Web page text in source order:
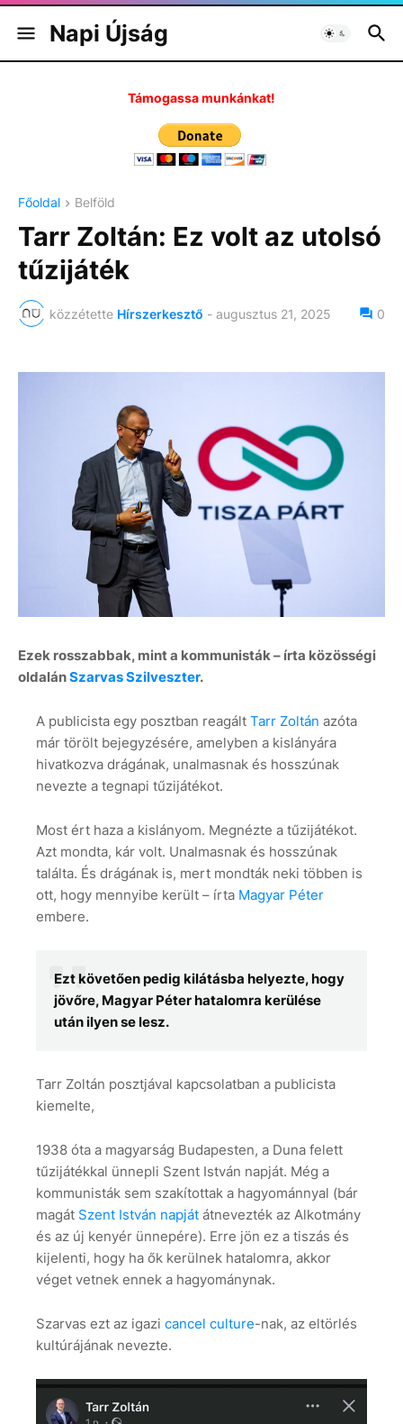
Napi Újság
Támogassa munkánkat!
Főoldal Belföld
Tarr Zoltán: Ez volt az utolsó
tűzijáték
közzétette Hírszerkesztő - augusztus 21, 2025 0
Ezek rosszabbak, mint a kommunisták – írta közösségi
oldalánSzarvas Szilveszter.
A publicista egy posztban reagált Tarr Zoltán azóta
már törölt bejegyzésére, amelyben a kislányára
hivatkozva drágának, unalmasnak és hosszúnak
nevezte a tegnapi tűzijátékot.
Most ért haza a kislányom. Megnézte a tűzijátékot.
Azt mondta, kár volt. Unalmasnak és hosszúnak
találta. És drágának is, mert mondták neki többen is
ott, hogy mennyibe került – írta Magyar Péter
embere.
Ezt követően pedig kilátásba helyezte, hogy
jövőre, Magyar Péter hatalomra kerülése
után ilyen se lesz.
Tarr Zoltán posztjával kapcsolatban a publicista
kiemelte,
1938 óta a magyarság Budapesten, a Duna felett
tűzijátékkal ünnepli Szent István napját. Még a
kommunisták sem szakítottak a hagyománnyal (bár
magát Szent István napját átnevezték az Alkotmány
és az új kenyér ünnepére). Erre jön ez a tiszás és
kijelenti, hogy ha ők kerülnek hatalomra, akkor
véget vetnek ennek a hagyománynak.
Szarvas ezt az igazi cancel culture-nak, az eltörlés
kultúrájának nevezte.